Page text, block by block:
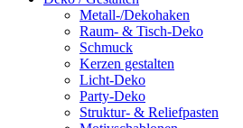
Metall-/Dekohaken
Raum- & Tisch-Deko
Schmuck
Kerzen gestalten
Licht-Deko
Party-Deko
Struktur- & Reliefpasten